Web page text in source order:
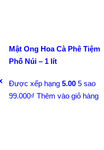
Mật Ong Hoa Cà Phê Tiệm
Phố Núi – 1 lít
Được xếp hạng 5.00 5 sao
99.000₫ Thêm vào giỏ hàng